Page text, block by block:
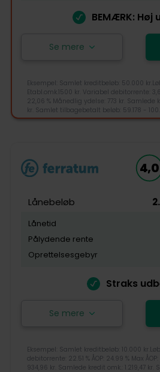
Kundeservice
+45 89884836
kundeservice@creditstar.dk
BEMÆRK:
Se mere
Eksempel: Samlet kreditbeløb: 50.000
Etabl.omk.1500 kr. Variabel debitorrente:
22,06 % Månedlig ydelse: 773 kr. Samlede
kr. Samlet tilbagebetalt beløb: 59.178 -
4,6
Tilgængelighed
Kundeservice
4,0
Lånebeløb
Lånetid
Pålydende rente
Oprettelsesgebyr
Straks
Se mere
Eksempel: Samlet kreditbeløb: 10.000
debitorrente: 22.51 % ÅOP: 24.99 % Max
934,96 kr. Samlede kredit omk.: 1.219,47